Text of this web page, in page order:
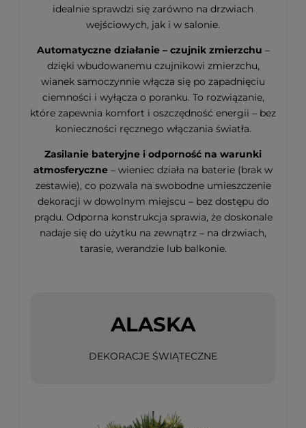
idealnie sprawdzi się zarówno na drzwiach
wejściowych, jak i w salonie.
Automatyczne działanie – czujnik zmierzchu –
dzięki wbudowanemu czujnikowi zmierzchu,
wianek samoczynnie włącza się po zapadnięciu
ciemności i wyłącza o poranku. To rozwiązanie,
które zapewnia komfort i oszczędność energii – bez
konieczności ręcznego włączania światła.
Zasilanie bateryjne i odporność na warunki
atmosferyczne – wieniec działa na baterie (brak w
zestawie), co pozwala na swobodne umieszczenie
dekoracji w dowolnym miejscu – bez dostępu do
prądu. Odporna konstrukcja sprawia, że doskonale
nadaje się do użytku na zewnątrz – na drzwiach,
tarasie, werandzie lub balkonie.
ALASKA
DEKORACJE ŚWIĄTECZNE